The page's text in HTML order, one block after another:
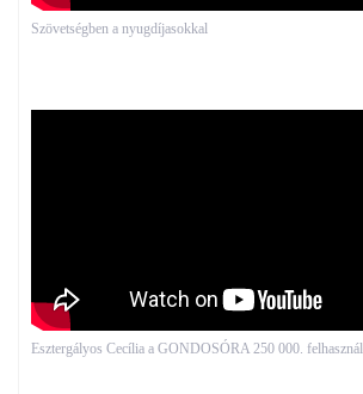
Szövetségben a nyugdíjasokkal
Esztergályos Cecília a GONDOSÓRA 250 000.